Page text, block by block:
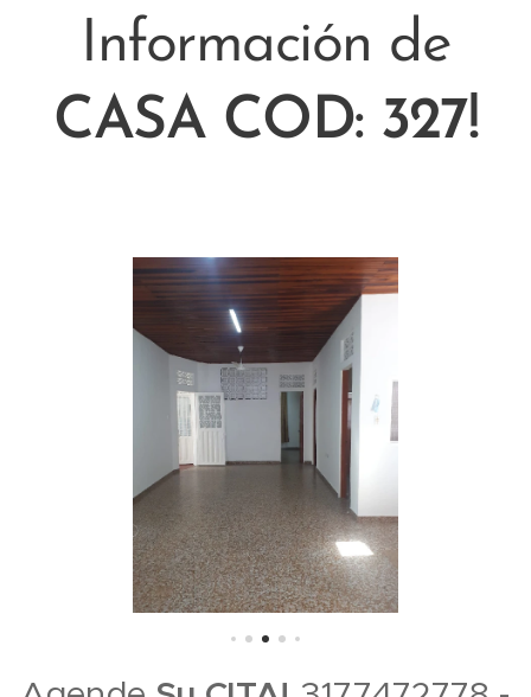
Información de
CASA COD: 327!